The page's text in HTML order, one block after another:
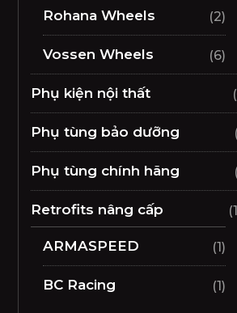
Rohana Wheels (2)
Vossen Wheels (6)
Phụ kiện nội thất
Phụ tùng bảo dưỡng
Phụ tùng chính hãng
Retrofits nâng cấp
ARMASPEED (1)
BC Racing (1)